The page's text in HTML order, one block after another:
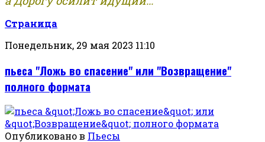
Страница
Понедельник, 29 мая 2023 11:10
пьеса "Ложь во спасение" или "Возвращение"
полного формата
Опубликовано в Пьесы